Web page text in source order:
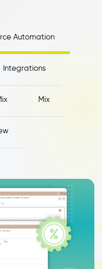
Automation
Integrations
Mix